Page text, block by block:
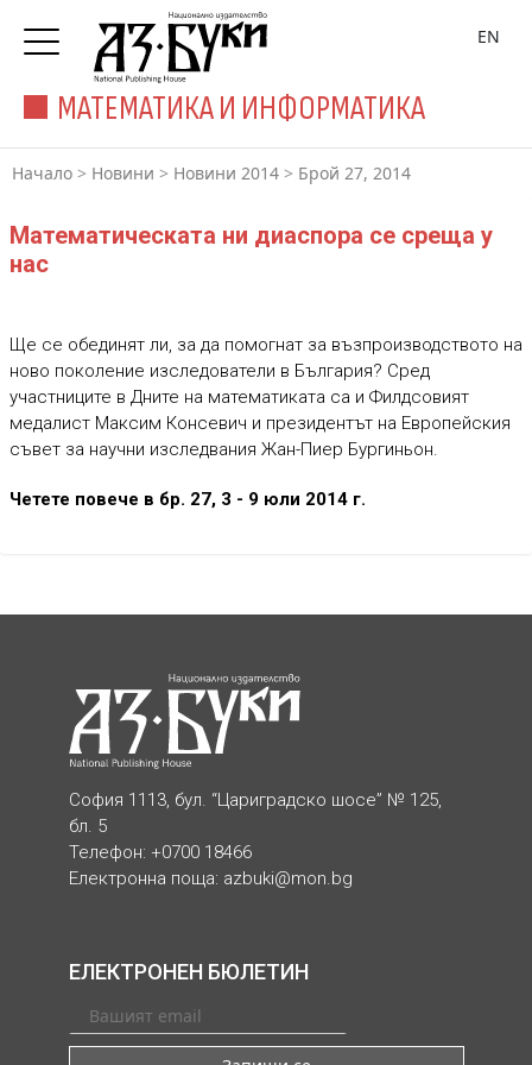
МАТЕМАТИКА И ИНФОРМАТИКА
EN
Начало > Новини > Новини 2014 > Брой 27, 2014
Математическата ни диаспора се среща у
нас
Ще се обединят ли, за да помогнат за възпроизводството на
ново поколение изследователи в България? Сред
участниците в Дните на математиката са и Филдсовият
медалист Максим Консевич и президентът на Европейския
съвет за научни изследвания Жан-Пиер Бургиньон.
Четете повече в бр. 27, 3 - 9 юли 2014 г.
София 1113, бул. “Цариградско шосе” № 125,
бл. 5
Телефон: +0700 18466
Електронна поща: azbuki@mon.bg
ЕЛЕКТРОНЕН БЮЛЕТИН